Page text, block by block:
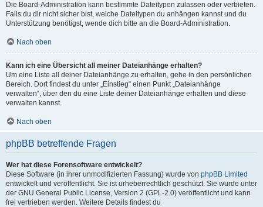
Die Board-Administration kann bestimmte Dateitypen zulassen oder verbieten.
Falls du dir nicht sicher bist, welche Dateitypen du anhängen kannst und du
Unterstützung benötigst, wende dich bitte an die Board-Administration.
Nach oben
Kann ich eine Übersicht all meiner Dateianhänge erhalten?
Um eine Liste all deiner Dateianhänge zu erhalten, gehe in den persönlichen
Bereich. Dort findest du unter „Einstieg“ einen Punkt „Dateianhänge
verwalten“, über den du eine Liste deiner Dateianhänge erhalten und diese
verwalten kannst.
Nach oben
phpBB betreffende Fragen
Wer hat diese Forensoftware entwickelt?
Diese Software (in ihrer unmodifizierten Fassung) wurde von phpBB Limited
entwickelt und veröffentlicht. Sie ist urheberrechtlich geschützt. Sie wurde unter
der GNU General Public License, Version 2 (GPL-2.0) veröffentlicht und kann
frei vertrieben werden. Weitere Details findest du